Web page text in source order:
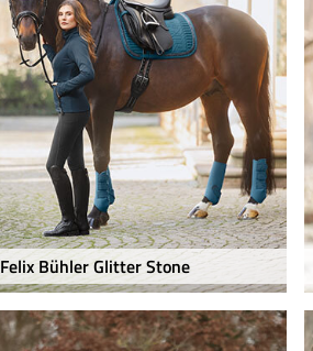
Felix Bühler Glitter Stone